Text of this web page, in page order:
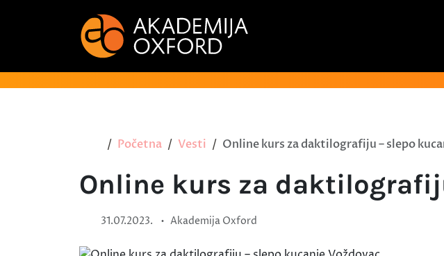
Početna Vesti Online kurs za daktilografiju – slepo
Online kurs za
31.07.2023. • Akademija Oxford